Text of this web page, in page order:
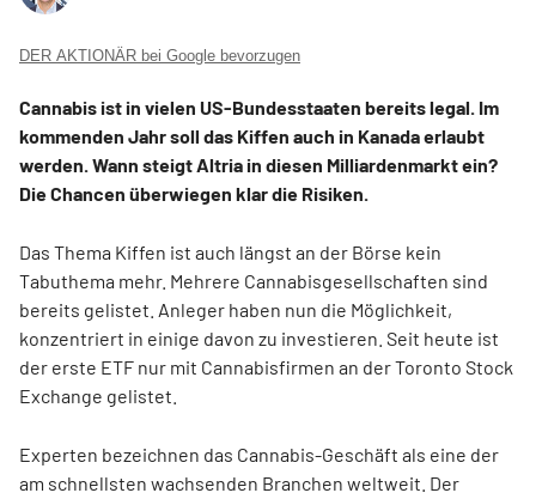
DER AKTIONÄR bei Google bevorzugen
Cannabis ist in vielen US-Bundesstaaten bereits legal. Im
kommenden Jahr soll das Kiffen auch in Kanada erlaubt
werden. Wann steigt Altria in diesen Milliardenmarkt ein?
Die Chancen überwiegen klar die Risiken.
Das Thema Kiffen ist auch längst an der Börse kein
Tabuthema mehr. Mehrere Cannabisgesellschaften sind
bereits gelistet. Anleger haben nun die Möglichkeit,
konzentriert in einige davon zu investieren. Seit heute ist
der erste ETF nur mit Cannabisfirmen an der Toronto Stock
Exchange gelistet.
Experten bezeichnen das Cannabis-Geschäft als eine der
am schnellsten wachsenden Branchen weltweit. Der